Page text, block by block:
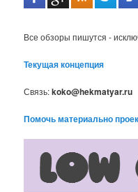
Все обзоры пишутся -
Текущая концепция
Связь:koko@hekmatyar.ru
Помочь материально